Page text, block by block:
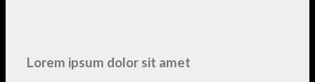
Lorem ipsum dolor sit amet